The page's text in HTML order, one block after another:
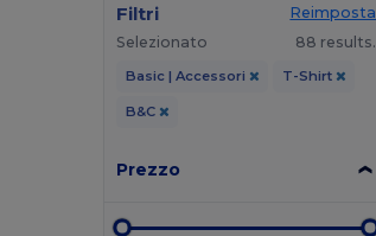
Filtri
Reimposta
Selezionato
88 results.
Basic | Accessori T-Shirt
B&C
Prezzo